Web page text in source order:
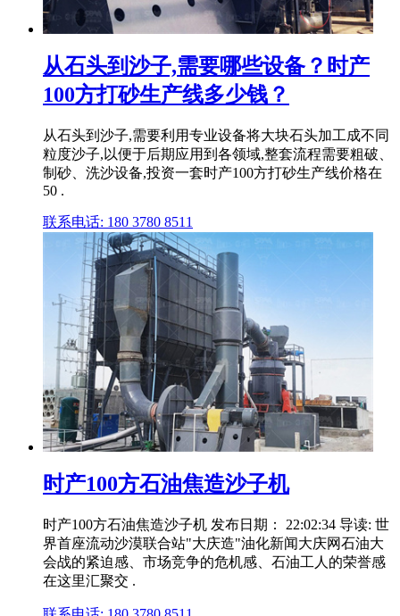
从石头到沙子,需要哪些设备？时产
100方打砂生产线多少钱？
从石头到沙子,需要利用专业设备将大块石头加工成不同
粒度沙子,以便于后期应用到各领域,整套流程需要粗破、
制砂、洗沙设备,投资一套时产100方打砂生产线价格在
50 .
联系电话: 180 3780 8511
时产100方石油焦造沙子机
时产100方石油焦造沙子机 发布日期： 22:02:34 导读: 世
界首座流动沙漠联合站"大庆造"油化新闻大庆网石油大
会战的紧迫感、市场竞争的危机感、石油工人的荣誉感
在这里汇聚交 .